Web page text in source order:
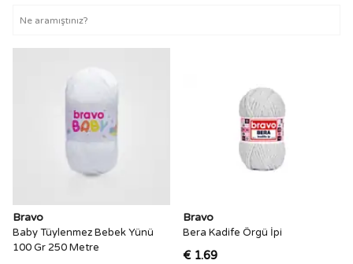
Bravo
Baby Tüylenmez Bebek Yünü
100 Gr 250 Metre
Bravo
Bera Kadife Örgü İpi
€ 1.69